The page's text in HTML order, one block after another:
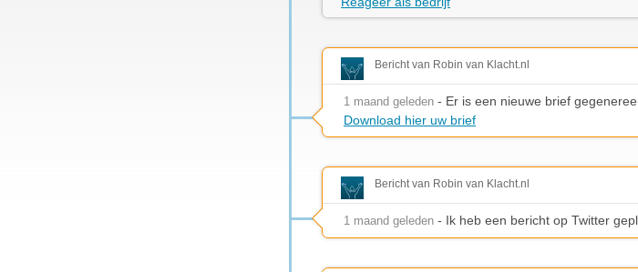
Bericht van Robin van Klacht.nl
1 maand geleden - Er is een nieuwe brief
Download hier uw brief
Bericht van Robin van Klacht.nl
1 maand geleden - Ik heb een bericht op Twitter